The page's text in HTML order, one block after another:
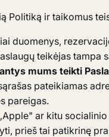
Politiką ir taikomus
duomenys,
teikėjas tampa
mums teikti
pateikiamas
pareigas.
ar kitu
prieš tai patikrinę